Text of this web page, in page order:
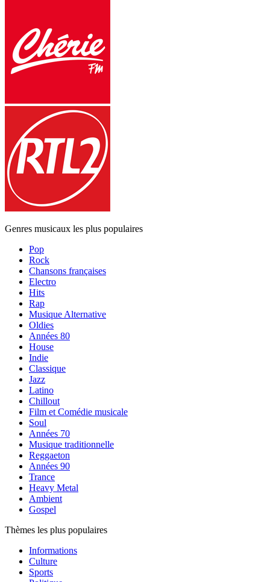
Genres musicaux les plus populaires
Pop
Rock
Chansons françaises
Electro
Hits
Rap
Musique Alternative
Oldies
Années 80
House
Indie
Classique
Jazz
Latino
Chillout
Film et Comédie musicale
Soul
Années 70
Musique traditionnelle
Reggaeton
Années 90
Trance
Heavy Metal
Ambient
Gospel
Thèmes les plus populaires
Informations
Culture
Sports